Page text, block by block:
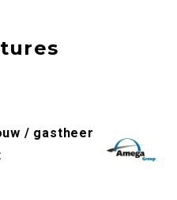
/ gastheer